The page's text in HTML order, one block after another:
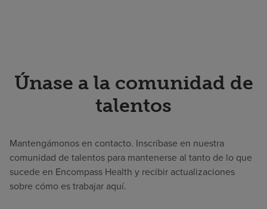
Únase a la comunidad de
talentos
Mantengámonos en contacto. Inscríbase en nuestra
comunidad de talentos para mantenerse al tanto de lo que
sucede en Encompass Health y recibir actualizaciones
sobre cómo es trabajar aquí.